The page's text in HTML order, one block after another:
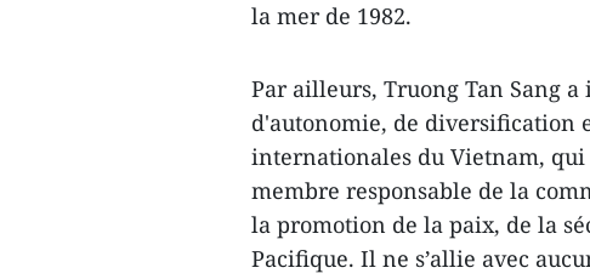
la mer de 1982.
Par ailleurs, Truong Tan Sang
d'autonomie, de diversification
internationales du Vietnam,
membre responsable de la
la promotion de la paix, de la
Pacifique. Il ne s’allie avec